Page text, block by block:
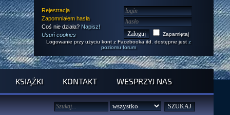
Rejestracja
Zapomniałem hasła
Coś nie działa? Napisz!
Usuń cookies
Zapamiętaj
Logowanie przy użyciu kont z Facebooka itd. dostępne jest z
poziomu forum
KSIĄŻKI KONTAKT WESPRZYJ NAS